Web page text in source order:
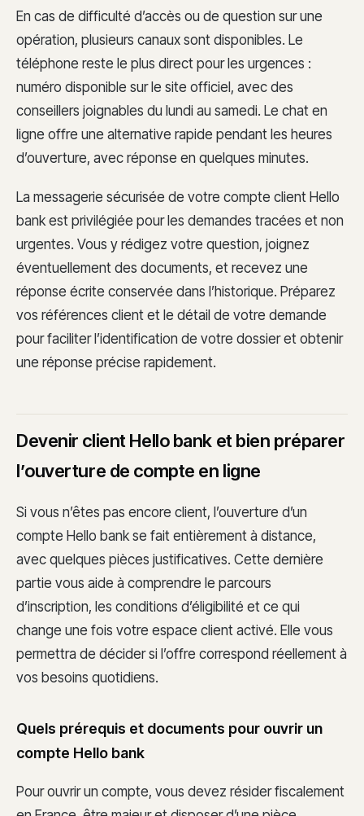
En cas de difficulté d’accès ou de question sur une
opération, plusieurs canaux sont disponibles. Le
téléphone reste le plus direct pour les urgences :
numéro disponible sur le site officiel, avec des
conseillers joignables du lundi au samedi. Le chat en
ligne offre une alternative rapide pendant les heures
d’ouverture, avec réponse en quelques minutes.
La messagerie sécurisée de votre compte client Hello
bank est privilégiée pour les demandes tracées et non
urgentes. Vous y rédigez votre question, joignez
éventuellement des documents, et recevez une
réponse écrite conservée dans l’historique. Préparez
vos références client et le détail de votre demande
pour faciliter l’identification de votre dossier et obtenir
une réponse précise rapidement.
Devenir client Hello bank et bien préparer
l’ouverture de compte en ligne
Si vous n’êtes pas encore client, l’ouverture d’un
compte Hello bank se fait entièrement à distance,
avec quelques pièces justificatives. Cette dernière
partie vous aide à comprendre le parcours
d’inscription, les conditions d’éligibilité et ce qui
change une fois votre espace client activé. Elle vous
permettra de décider si l’offre correspond réellement à
vos besoins quotidiens.
Quels prérequis et documents pour ouvrir un
compte Hello bank
Pour ouvrir un compte, vous devez résider fiscalement